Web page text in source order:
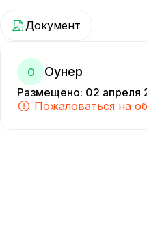
Документ
О Оунер
Размещено: 02 апреля
Пожаловаться на